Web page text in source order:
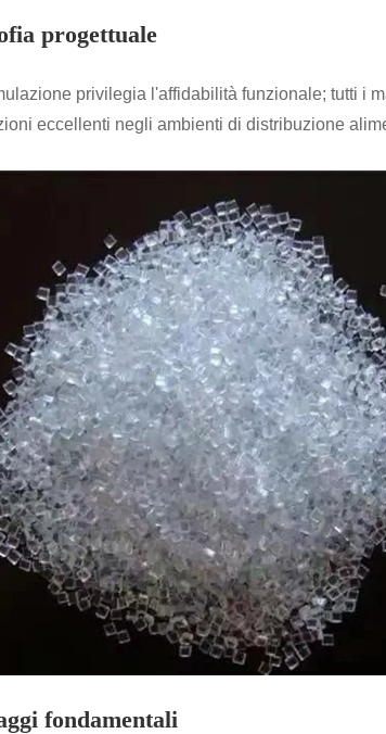
progettuale
privilegia l'affidabilità funzionale; tutti i
eccellenti negli ambienti di distribuzione
fondamentali